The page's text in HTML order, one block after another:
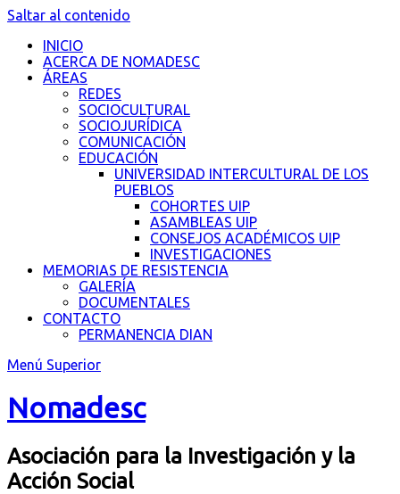
Saltar al contenido
INICIO
ACERCA DE NOMADESC
ÁREAS
REDES
SOCIOCULTURAL
SOCIOJURÍDICA
COMUNICACIÓN
EDUCACIÓN
UNIVERSIDAD INTERCULTURAL DE LOS
PUEBLOS
COHORTES UIP
ASAMBLEAS UIP
CONSEJOS ACADÉMICOS UIP
INVESTIGACIONES
MEMORIAS DE RESISTENCIA
GALERÍA
DOCUMENTALES
CONTACTO
PERMANENCIA DIAN
Menú Superior
Nomadesc
Asociación para la Investigación y la
Acción Social